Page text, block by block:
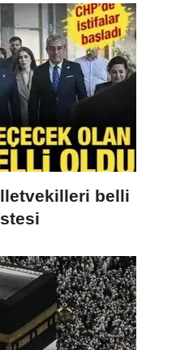
belli